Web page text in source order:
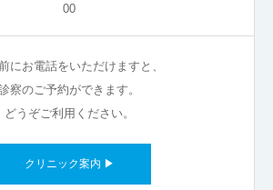
00
にお電話をいただけますと、
察のご予約ができます。
どうぞご利用ください。
クリニック案内 ▶